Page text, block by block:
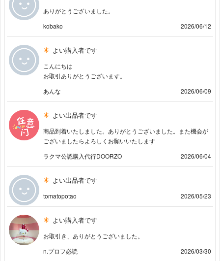
ありがとうございました。
kobako
2026/06/12
よい購入者です
こんにちは
お取引ありがとうございます。
あんな
2026/06/09
よい出品者です
商品到着いたしました。ありがとうございました。また機会が
ございましたらよろしくお願いいたします
ラクマ公認購入代行DOORZO
2026/06/04
よい出品者です
tomatopotao 2026/05/23
よい購入者です
お取引き、ありがとうございました。
n.プロフ必読
2026/03/30